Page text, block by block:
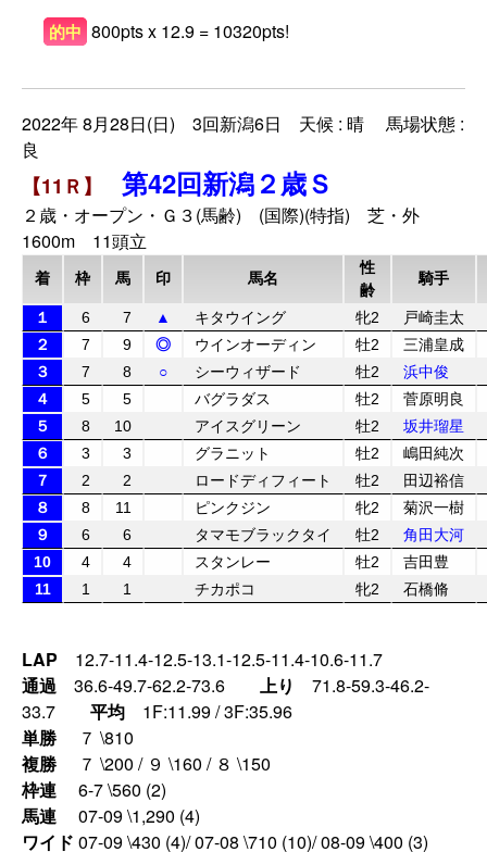
的中 800pts x 12.9 = 10320pts!
2022年 8月28日(日) 3回新潟6日 天候 : 晴 馬場状態 :
良
【11Ｒ】 第42回新潟２歳Ｓ
２歳・オープン・Ｇ３(馬齢) (国際)(特指) 芝・外
1600m 11頭立
着 枠 馬 印 馬名
性
齢
騎手
１ 6 7 ▲ キタウイング 牝2
戸崎圭太
２
7 9 ◎ ウインオーディン 牡2
三浦皇成
３
7 8 ○ シーウィザード 牡2
浜中俊
４
5 5 バグラダス 牡2
菅原明良
５
8 10 アイスグリーン 牡2
坂井瑠星
６
3 3 グラニット 牡2
嶋田純次
７
2 2 ロードディフィート 牡2
田辺裕信
８
8 11 ピンクジン 牝2
菊沢一樹
９
6 6 タマモブラックタイ 牡2
角田大河
10
4 4 スタンレー 牡2
吉田豊
11
1 1 チカポコ 牝2 石橋脩
LAP 12.7-11.4-12.5-13.1-12.5-11.4-10.6-11.7
通過 36.6-49.7-62.2-73.6 上り 71.8-59.3-46.2-
33.7 平均 1F:11.99 / 3F:35.96
単勝
７ \810
複勝
７ \200 / ９ \160 / ８ \150
枠連
6-7 \560 (2)
馬連
07-09 \1,290 (4)
ワイド 07-09 \430 (4)/ 07-08 \710 (10)/ 08-09 \400 (3)